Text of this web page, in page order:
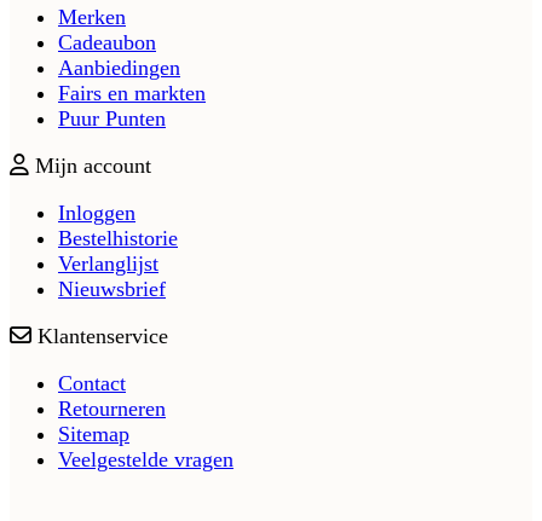
Merken
Cadeaubon
Aanbiedingen
Fairs en markten
Puur Punten
Mijn account
Inloggen
Bestelhistorie
Verlanglijst
Nieuwsbrief
Klantenservice
Contact
Retourneren
Sitemap
Veelgestelde vragen